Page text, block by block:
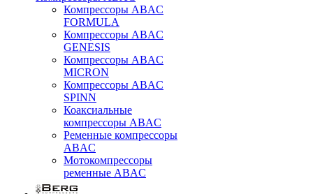
Компрессоры ABAC
FORMULA
Компрессоры ABAC
GENESIS
Компрессоры ABAC
MICRON
Компрессоры ABAC
SPINN
Коаксиальные
компрессоры ABAC
Ременные компрессоры
ABAC
Мотокомпрессоры
ременные ABAC